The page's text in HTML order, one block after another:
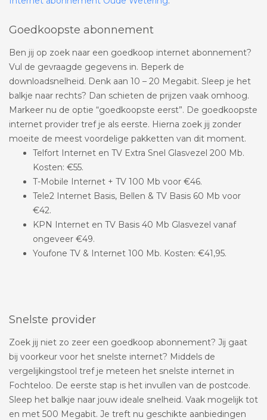
Goedkoopste abonnement
Ben jij op zoek naar een goedkoop internet abonnement?
Vul de gevraagde gegevens in. Beperk de
downloadsnelheid. Denk aan 10 – 20 Megabit. Sleep je het
balkje naar rechts? Dan schieten de prijzen vaak omhoog.
Markeer nu de optie “goedkoopste eerst”. De goedkoopste
internet provider tref je als eerste. Hierna zoek jij zonder
moeite de meest voordelige pakketten van dit moment.
Telfort Internet en TV Extra Snel Glasvezel 200 Mb.
Kosten: €55.
T-Mobile Internet + TV 100 Mb voor €46.
Tele2 Internet Basis, Bellen & TV Basis 60 Mb voor
€42.
KPN Internet en TV Basis 40 Mb Glasvezel vanaf
ongeveer €49.
Youfone TV & Internet 100 Mb. Kosten: €41,95.
Snelste provider
Zoek jij niet zo zeer een goedkoop abonnement? Jij gaat
bij voorkeur voor het snelste internet? Middels de
vergelijkingstool tref je meteen het snelste internet in
Fochteloo. De eerste stap is het invullen van de postcode.
Sleep het balkje naar jouw ideale snelheid. Vaak mogelijk tot
en met 500 Megabit. Je treft nu geschikte aanbiedingen